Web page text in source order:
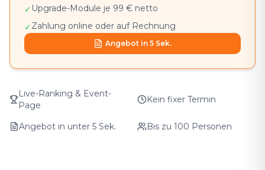
✓ Upgrade-Module je 99 € netto
✓Zahlung online oder auf Rechnung
Angebot in 5 Sek.
Live-Ranking & Event-
Page
Kein fixer Termin
Angebot in unter 5 Sek. Bis zu 100 Personen